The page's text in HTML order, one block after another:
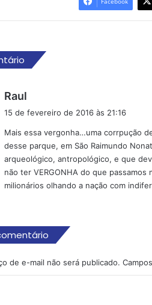
Raul
s
e
:
15 de fevereiro de 2016 às 21:16
Mais essa vergonha…uma corrpução
desse parque, em São Raimundo
arqueológico, antropológico, e que
não ter VERGONHA do que
milionários olhando a nação com
de e-mail não será publicado.